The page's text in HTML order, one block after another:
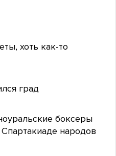
хоть как-то
град
боксеры
народов